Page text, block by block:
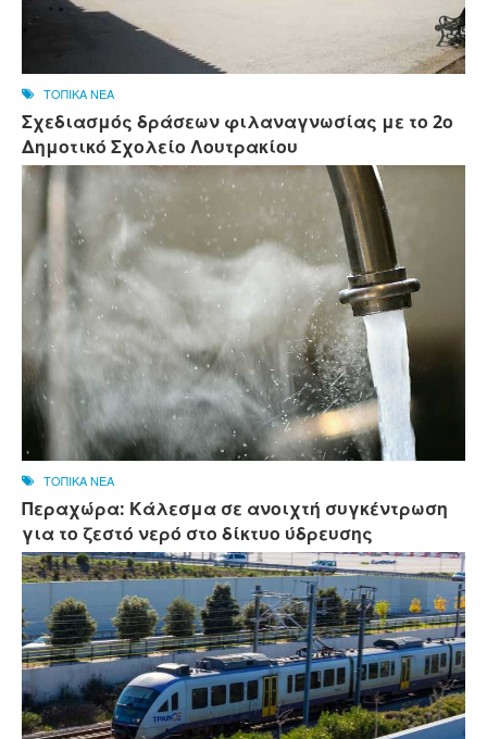
ΤΟΠΙΚΑ ΝΕΑ
Σχεδιασμός δράσεων φιλαναγνωσίας με το 2ο
Δημοτικό Σχολείο Λουτρακίου
ΤΟΠΙΚΑ ΝΕΑ
Περαχώρα: Κάλεσμα σε ανοιχτή συγκέντρωση
για το ζεστό νερό στο δίκτυο ύδρευσης